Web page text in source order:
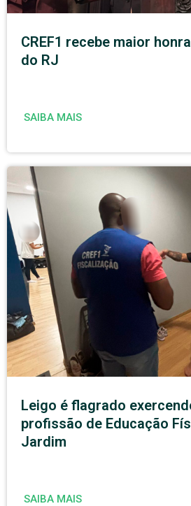
CREF1 recebe maior
do RJ
SAIBA MAIS
Leigo é flagrado
profissão de Educação
Jardim
SAIBA MAIS